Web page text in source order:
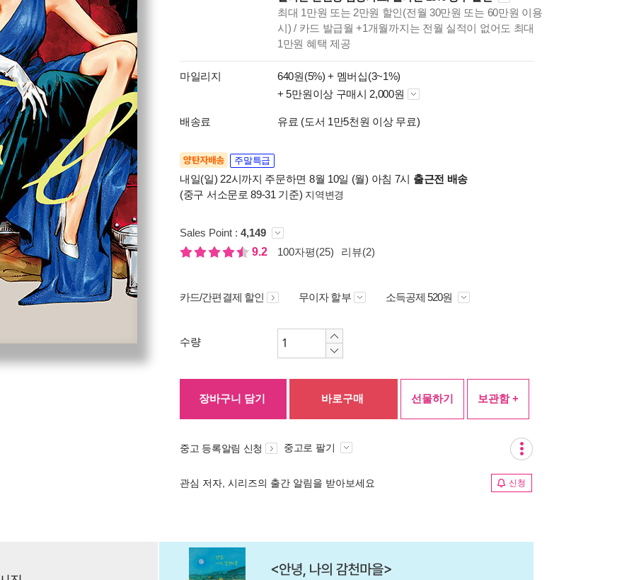
최대 1만원 또는 2만원 할인(전월 30만원 또는 60만원 이용
시) / 카드 발급월 +1개월까지는 전월 실적이 없어도 최대
1만원 혜택 제공
마일리지 640원(5%) + 멤버십(3~1%)
+ 5만원이상 구매시 2,000원
배송료 유료 (도서 1만5천원 이상 무료)
양탄자배송 주말특급
내일(일) 22시까지 주문하면 8월 10일 (월) 아침 7시 출근전 배송
(중구 서소문로 89-31 기준) 지역변경
Sales Point : 4,149
9.2
100자평(25) 리뷰(2)
카드/간편결제 할인 무이자 할부 소득공제 520원
수량
장바구니 담기 바로구매 선물하기 보관함 +
중고 등록알림 신청 중고로 팔기
관심 저자, 시리즈의 출간 알림을 받아보세요 신청